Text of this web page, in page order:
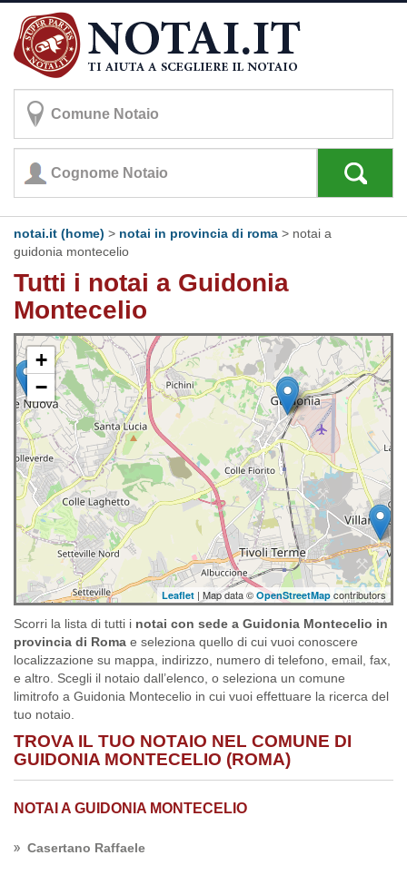
notai.it (home) > notai in provincia di roma > notai a
guidonia montecelio
Tutti i notai a Guidonia
Montecelio
+
−
Leaflet | Map data © OpenStreetMap contributors
Scorri la lista di tutti i notai con sede a Guidonia Montecelio in
provincia di Roma e seleziona quello di cui vuoi conoscere
localizzazione su mappa, indirizzo, numero di telefono, email, fax,
e altro. Scegli il notaio dall’elenco, o seleziona un comune
limitrofo a Guidonia Montecelio in cui vuoi effettuare la ricerca del
tuo notaio.
TROVA IL TUO NOTAIO NEL COMUNE DI
GUIDONIA MONTECELIO (ROMA)
NOTAI A GUIDONIA MONTECELIO
Casertano Raffaele